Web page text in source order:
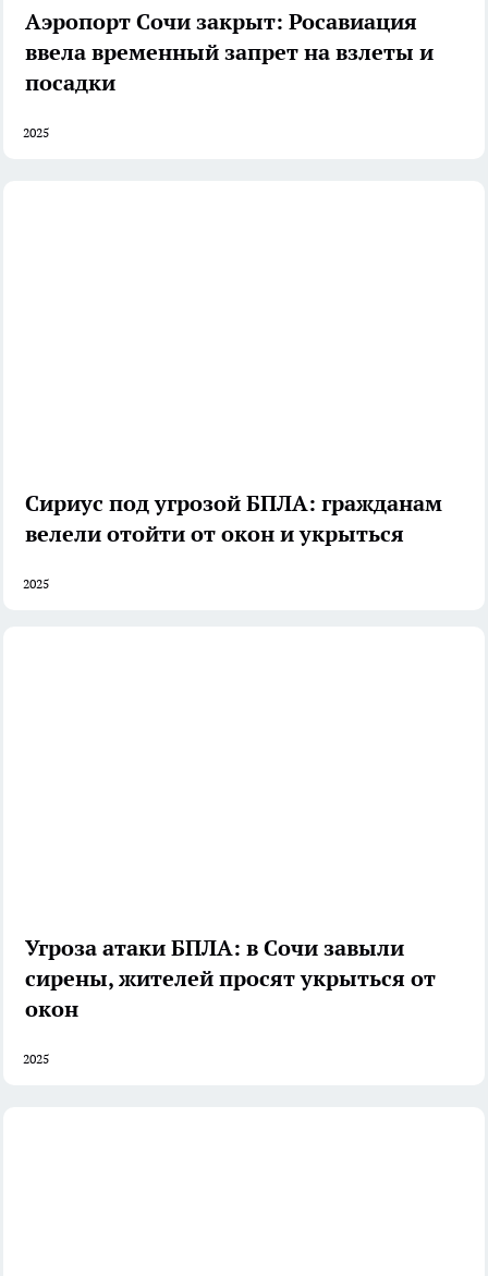
Аэропорт Сочи закрыт: Росавиация
ввела временный запрет на взлеты и
посадки
2025
Сириус под угрозой БПЛА: гражданам
велели отойти от окон и укрыться
2025
Угроза атаки БПЛА: в Сочи завыли
сирены, жителей просят укрыться от
окон
2025